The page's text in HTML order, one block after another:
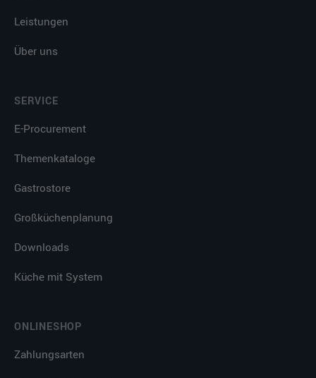
Leistungen
Über uns
SERVICE
E-Procurement
Themenkataloge
Gastrostore
Großküchenplanung
Downloads
Küche mit System
ONLINESHOP
Zahlungsarten